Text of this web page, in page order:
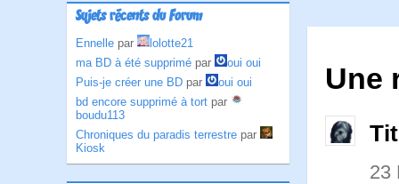
Sujets récents du Forum
Ennelle par
lolotte21
ma BD à été supprimé par
oui oui
Puis-je créer une BD par
oui oui
bd encore supprimé à tort par
boudu113
Chroniques du paradis terrestre par
Kiosk
Une
23